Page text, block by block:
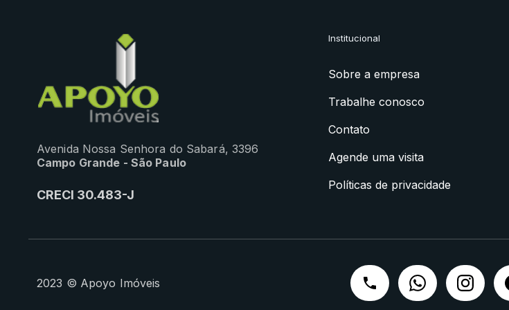
Avenida Nossa Senhora do Sabará, 3396
Campo Grande - São Paulo
CRECI 30.483-J
Institucional
Sobre a empresa
Trabalhe conosco
Contato
Agende uma visita
Políticas de privacidade
2023 © Apoyo Imóveis